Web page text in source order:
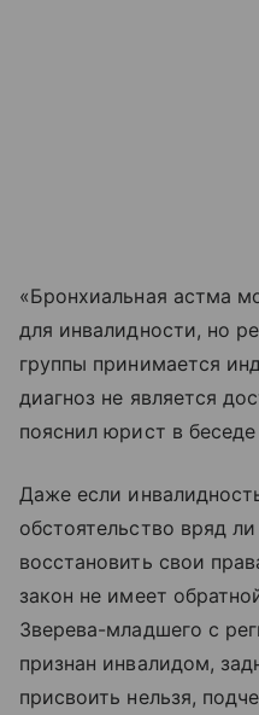
«Бронхиальная астма
для инвалидности, но
группы принимается
диагноз не является
пояснил юрист в беседе
Даже если
обстоятельство вряд
восстановить свои
закон не имеет
Зверева-младшего с
признан инвалидом,
присвоить нельзя,